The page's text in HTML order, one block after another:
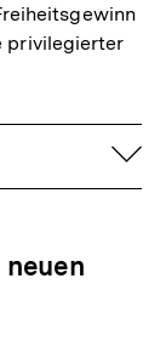
privilegierter
neuen